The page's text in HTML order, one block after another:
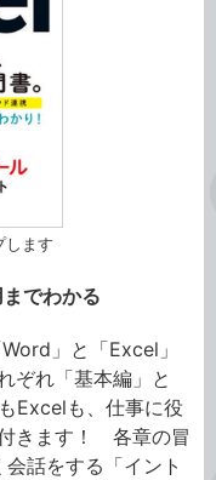
します
でわかる
」と「Excel」
ぞれ「基本編」と
Excelも、仕事に役
きます！ 各章の冒
話をする「イント